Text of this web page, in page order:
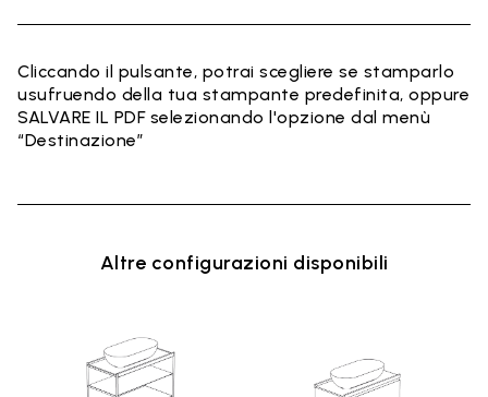
Cliccando il pulsante, potrai scegliere se stamparlo
usufruendo della tua stampante predefinita, oppure
SALVARE IL PDF selezionando l'opzione dal menù
“Destinazione”
Altre configurazioni disponibili